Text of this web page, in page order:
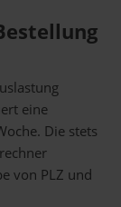
eine
Die stets
von PLZ und